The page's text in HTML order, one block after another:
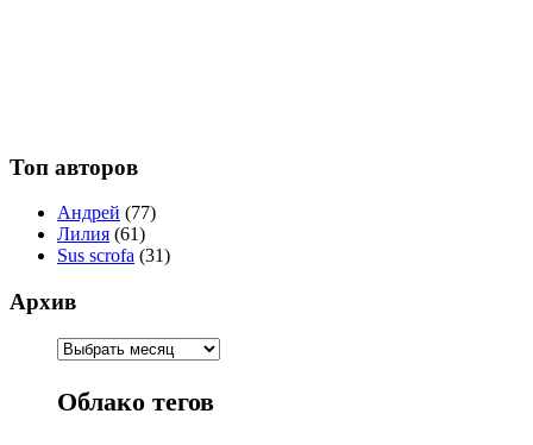
Топ авторов
Андрей (77)
Лилия (61)
Sus scrofa (31)
Архив
Облако тегов